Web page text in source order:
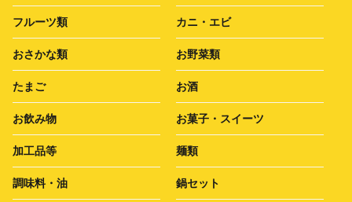
フルーツ類 カニ・エビ
おさかな類 お野菜類
たまご お酒
お飲み物 お菓子・スイーツ
加工品等 麺類
調味料・油 鍋セット